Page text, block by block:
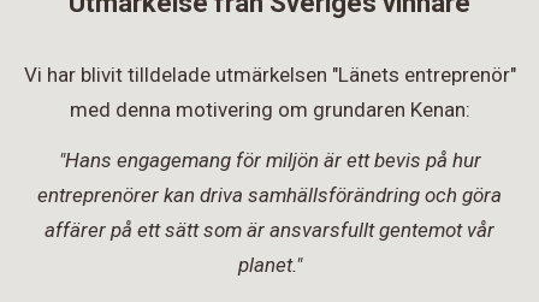
Vi har blivit tilldelade utmärkelsen "Länets entreprenör"
med denna motivering om grundaren Kenan:
"Hans engagemang för miljön är ett bevis på hur
entreprenörer kan driva samhällsförändring och göra
affärer på ett sätt som är ansvarsfullt gentemot vår
planet."